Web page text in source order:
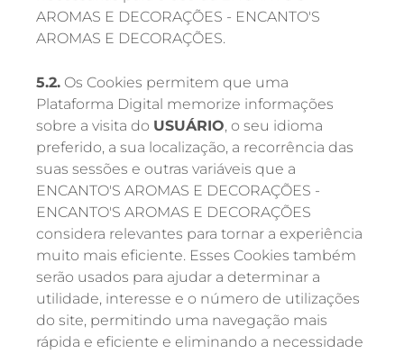
AROMAS E DECORAÇÕES - ENCANTO'S
AROMAS E DECORAÇÕES.
5.2. Os Cookies permitem que uma
Plataforma Digital memorize informações
sobre a visita do USUÁRIO, o seu idioma
preferido, a sua localização, a recorrência das
suas sessões e outras variáveis que a
ENCANTO'S AROMAS E DECORAÇÕES -
ENCANTO'S AROMAS E DECORAÇÕES
considera relevantes para tornar a experiência
muito mais eficiente. Esses Cookies também
serão usados para ajudar a determinar a
utilidade, interesse e o número de utilizações
do site, permitindo uma navegação mais
rápida e eficiente e eliminando a necessidade